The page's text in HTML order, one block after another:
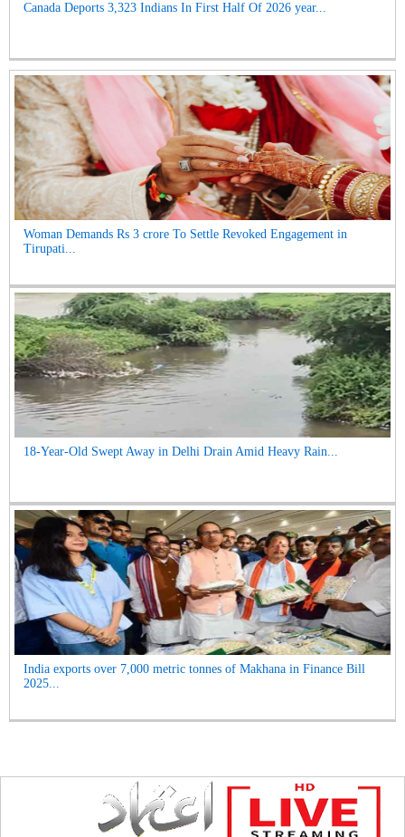
Canada Deports 3,323 Indians In First Half Of 2026 year...
Woman Demands Rs 3 crore To Settle Revoked Engagement in
Tirupati...
18-Year-Old Swept Away in Delhi Drain Amid Heavy Rain...
India exports over 7,000 metric tonnes of Makhana in Finance Bill
2025...